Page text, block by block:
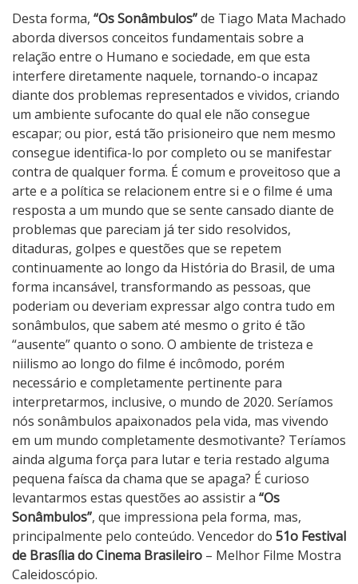
Desta forma, “Os Sonâmbulos”de Tiago Mata Machado
aborda diversos conceitos fundamentais sobre a
relação entre o Humano e sociedade, em que esta
interfere diretamente naquele, tornando-o incapaz
diante dos problemas representados e vividos, criando
um ambiente sufocante do qual ele não consegue
escapar; ou pior, está tão prisioneiro que nem mesmo
consegue identifica-lo por completo ou se manifestar
contra de qualquer forma. É comum e proveitoso que a
arte e a política se relacionem entre si e o filme é uma
resposta a um mundo que se sente cansado diante de
problemas que pareciam já ter sido resolvidos,
ditaduras, golpes e questões que se repetem
continuamente ao longo da História do Brasil, de uma
forma incansável, transformando as pessoas, que
poderiam ou deveriam expressar algo contra tudo em
sonâmbulos, que sabem até mesmo o grito é tão
“ausente” quanto o sono. O ambiente de tristeza e
niilismo ao longo do filme é incômodo, porém
necessário e completamente pertinente para
interpretarmos, inclusive, o mundo de 2020. Seríamos
nós sonâmbulos apaixonados pela vida, mas vivendo
em um mundo completamente desmotivante? Teríamos
ainda alguma força para lutar e teria restado alguma
pequena faísca da chama que se apaga? É curioso
levantarmos estas questões ao assistir a “Os
Sonâmbulos”, que impressiona pela forma, mas,
principalmente pelo conteúdo. Vencedor do 51o Festival
de Brasília do Cinema Brasileiro – Melhor Filme Mostra
Caleidoscópio.